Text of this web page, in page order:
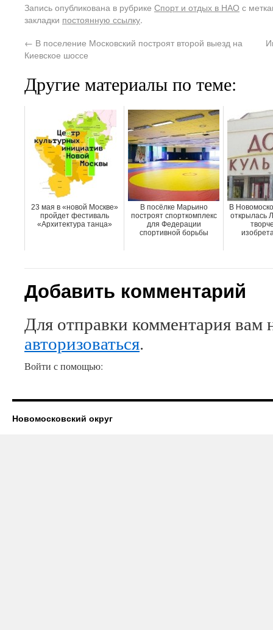
Запись опубликована в рубрике Спорт и отдых в НАО с
закладки постоянную ссылку.
← В поселение Московский построят второй выезд на
Киевское шоссе
Другие материалы по теме:
23 мая в «новой Москве»
пройдет фестиваль
«Архитектура танца»
В посёлке Марьино
построят спорткомплекс
для Федерации
спортивной борьбы
В
открылась
Добавить комментарий
Для отправки комментария вам
авторизоваться.
Войти с помощью:
Новомосковский округ